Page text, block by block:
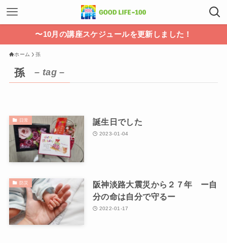
〜10月の講座スケジュールを更新しました！
ホーム 孫
孫 – tag –
日常 誕生日でした
2023-01-04
防災
阪神淡路大震災から２７年 ー自
分の命は自分で守るー
2022-01-17